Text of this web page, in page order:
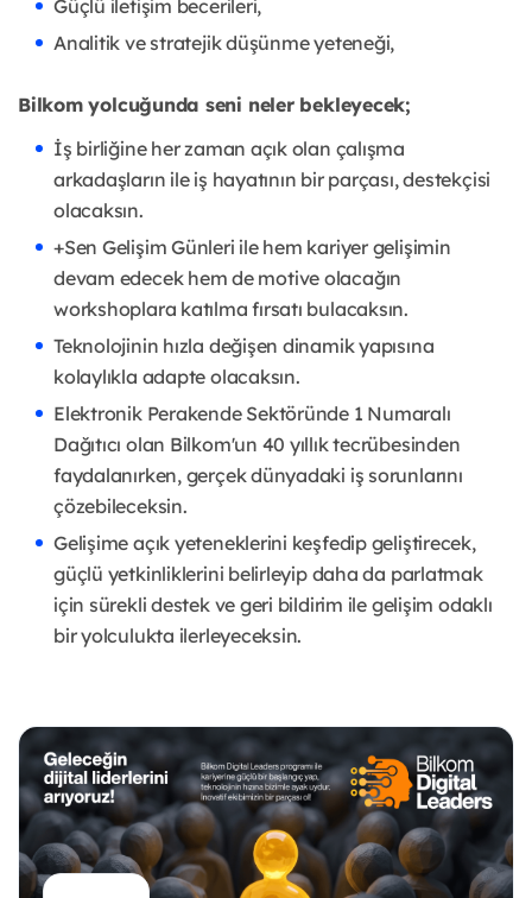
Güçlü iletişim becerileri,
Analitik ve stratejik düşünme yeteneği,
Bilkom yolcuğunda seni neler bekleyecek;
İş birliğine her zaman açık olan çalışma
arkadaşların ile iş hayatının bir parçası, destekçisi
olacaksın.
+Sen Gelişim Günleri ile hem kariyer gelişimin
devam edecek hem de motive olacağın
workshoplara katılma fırsatı bulacaksın.
Teknolojinin hızla değişen dinamik yapısına
kolaylıkla adapte olacaksın.
Elektronik Perakende Sektöründe 1 Numaralı
Dağıtıcı olan Bilkom'un 40 yıllık tecrübesinden
faydalanırken, gerçek dünyadaki iş sorunlarını
çözebileceksin.
Gelişime açık yeteneklerini keşfedip geliştirecek,
güçlü yetkinliklerini belirleyip daha da parlatmak
için sürekli destek ve geri bildirim ile gelişim odaklı
bir yolculukta ilerleyeceksin.